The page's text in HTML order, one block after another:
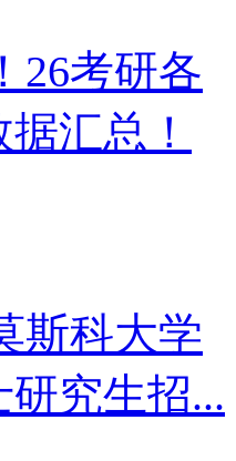
26考研各
汇总！
斯科大学
研究生招...